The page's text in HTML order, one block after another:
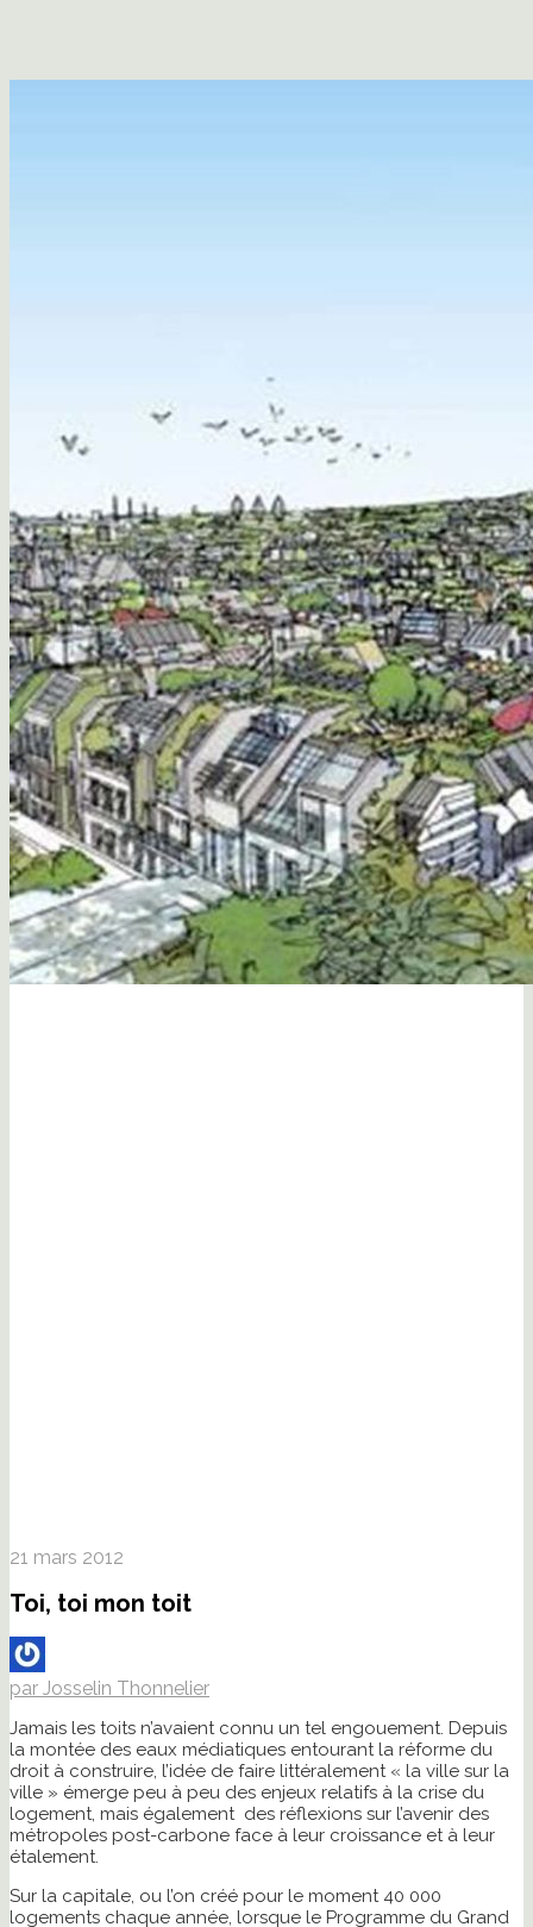
21 mars 2012
Toi, toi mon toit
par Josselin Thonnelier
Jamais les toits n’avaient connu un tel engouement. Depuis
la montée des eaux médiatiques entourant la réforme du
droit à construire, l’idée de faire littéralement « la ville sur la
ville » émerge peu à peu des enjeux relatifs à la crise du
logement, mais également des réflexions sur l’avenir des
métropoles post-carbone face à leur croissance et à leur
étalement.
Sur la capitale, ou l’on créé pour le moment 40 000
logements chaque année, lorsque le Programme du Grand